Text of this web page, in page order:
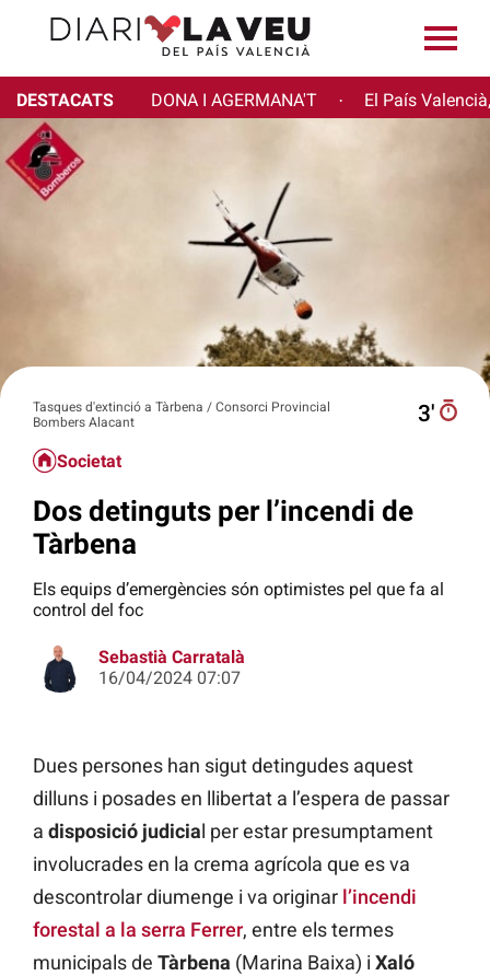
DESTACATS DONA I AGERMANA'T · El País
Tasques d'extinció a Tàrbena / Consorci Provincial
Bombers Alacant
3′
Societat
Dos detinguts per l’incendi de
Tàrbena
Els equips d’emergències són optimistes pel que fa al
control del foc
Sebastià Carratalà
16/04/2024 07:07
Dues persones han sigut detingudes aquest
dilluns i posades en llibertat a l’espera de passar
a disposició judicial per estar presumptament
involucrades en la crema agrícola que es va
descontrolar diumenge i va originar l’incendi
forestal a la serra Ferrer, entre els termes
municipals de Tàrbena (Marina Baixa) i Xaló